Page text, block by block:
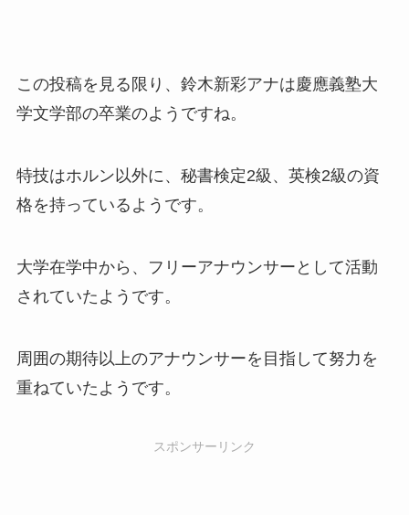
この投稿を見る限り、鈴木新彩アナは慶應義塾大
学文学部の卒業のようですね。
特技はホルン以外に、秘書検定2級、英検2級の資
格を持っているようです。
大学在学中から、フリーアナウンサーとして活動
されていたようです。
周囲の期待以上のアナウンサーを目指して努力を
重ねていたようです。
スポンサーリンク